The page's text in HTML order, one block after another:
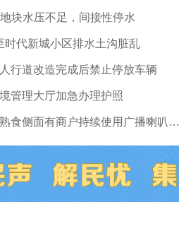
块水压不足，间接性停水
时代新城小区排水土沟脏乱
行道改造完成后禁止停放车辆
管理大厅加急办理护照
东平行路八马路八珍熟食侧面有商户持续使用广播喇叭扰民